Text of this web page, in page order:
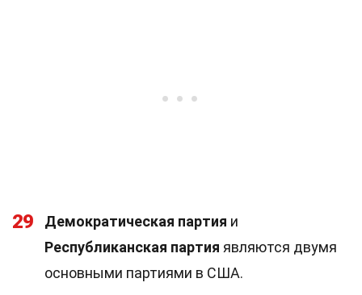
29 Демократическая партия и
Республиканская партия являются двумя
основными партиями в США.